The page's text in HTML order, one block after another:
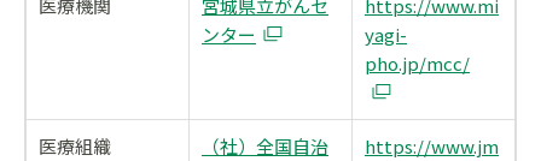
医療機関
宮城県立がんセ
ンター
https://www.mi
yagi-
pho.jp/mcc/
医療組織
（社）全国自治
https://www.jm